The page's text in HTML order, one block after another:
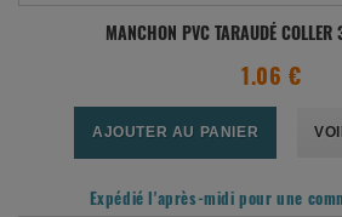
MANCHON PVC TARAUDÉ
1.06 €
AJOUTER AU PANIER
Expédié l'après-midi pour une